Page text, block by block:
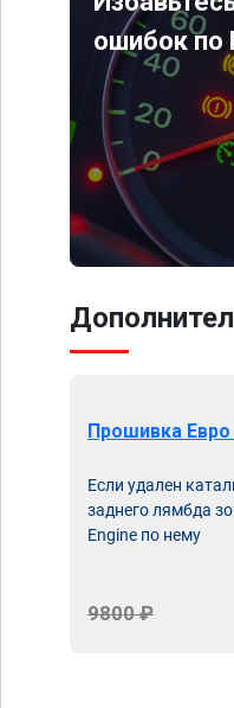
ошибок по
Прошивка Евро
Если удален
заднего лямбда
Engine по нему
9800 ₽